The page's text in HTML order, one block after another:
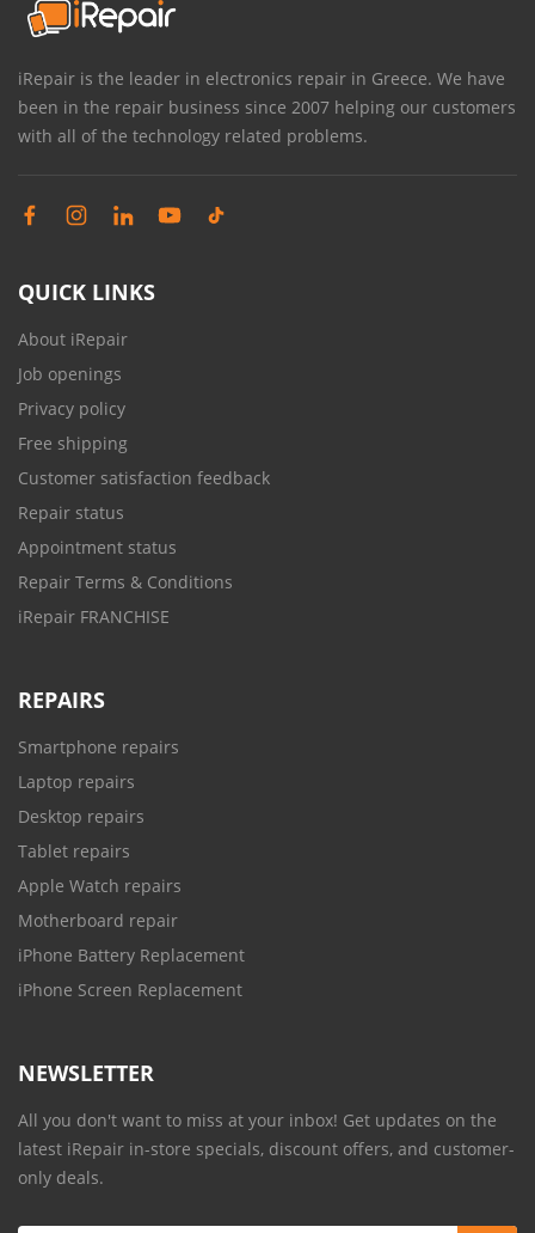
iRepair is the leader in electronics repair in Greece. We have
been in the repair business since 2007 helping our customers
with all of the technology related problems.
QUICK LINKS
About iRepair
Job openings
Privacy policy
Free shipping
Customer satisfaction feedback
Repair status
Appointment status
Repair Terms & Conditions
iRepair FRANCHISE
REPAIRS
Smartphone repairs
Laptop repairs
Desktop repairs
Tablet repairs
Apple Watch repairs
Motherboard repair
iPhone Battery Replacement
iPhone Screen Replacement
NEWSLETTER
All you don't want to miss at your inbox! Get updates on the
latest iRepair in-store specials, discount offers, and customer-
only deals.